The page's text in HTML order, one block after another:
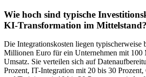
Wie hoch sind typische
KI-Transformation im Mittelstand?
Die Integrationskosten liegen typischerweise
Millionen Euro für ein Unternehmen mit
Umsatz. Sie verteilen sich auf
Prozent, IT-Integration mit 20 bis 30 Prozent,